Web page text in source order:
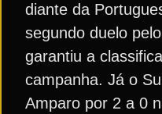
diante da
segundo duelo
garantiu a
campanha. Já o
Amparo por 2 a 0